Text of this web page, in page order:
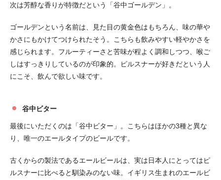
次は芳醇な香りが特徴だという「谷中ゴールデン」。
ゴールデンという名前は、見た目の黄金色はもちろん、味の華や
かさにもかけてつけられたそう。こちらも飲みやすい軽やかさを
感じられます。フルーティーさと苦味が程よく調和しつつ、喉ご
しはすっきりしているのが印象的。ピルスナーが好きだという人
にこそ、飲んで欲しい味です。
谷中ビター
最後にいただくのは「谷中ビター」。こちらはほかの3種と異な
り、唯一のエールタイプのビールです。
古くからの製法であるエールビールは、実は日本人にとってはピ
ルスナーに比べると馴染みのない味。イギリス生まれのエールビ